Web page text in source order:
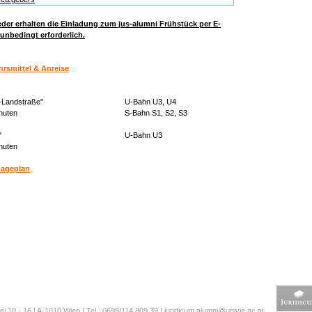
erhalten die Einladung zum jus-alumni Frühstück per E-
erforderlich.
& Anreise
Landstraße"
U-Bahn U3, U4
S-Bahn S1, S2, S3
U-Bahn U3